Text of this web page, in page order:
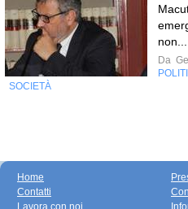
non...
Da
SOCIETÀ
Home
Contatti
Lavora con noi